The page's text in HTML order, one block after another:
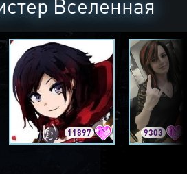
Вселенная
11897 9303